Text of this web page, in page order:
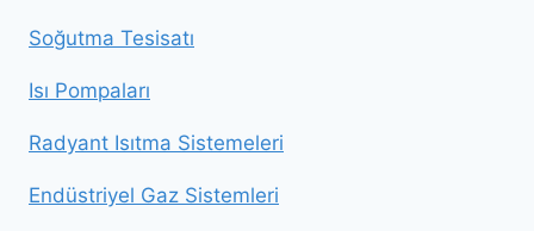
Soğutma Tesisatı
Isı Pompaları
Radyant Isıtma Sistemeleri
Endüstriyel Gaz Sistemleri